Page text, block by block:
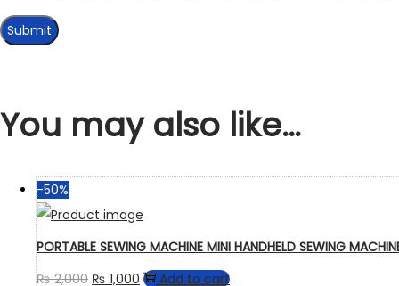
You may also like…
-50%
PORTABLE SEWING MACHINE MINI HANDHELD SEWING
₨2,000 ₨ 1,000 Add to cart